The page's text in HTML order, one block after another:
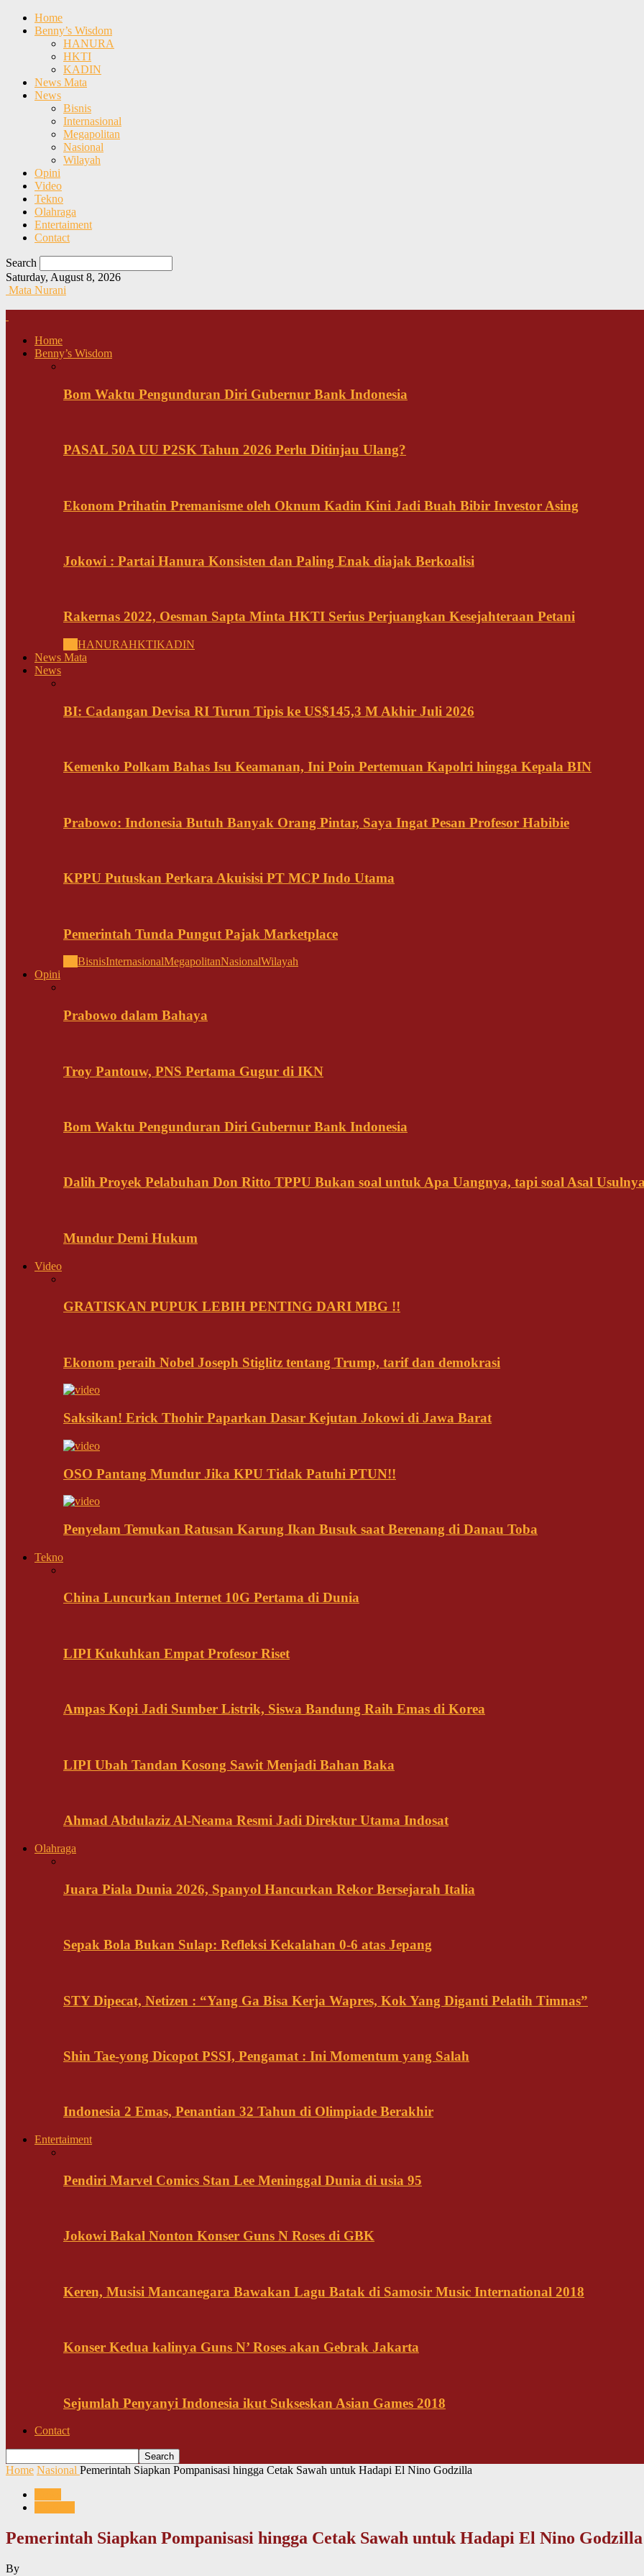
Home
Benny’s Wisdom
HANURA
HKTI
KADIN
News Mata
News
Bisnis
Internasional
Megapolitan
Nasional
Wilayah
Opini
Video
Tekno
Olahraga
Entertaiment
Contact
Search
Saturday, August 8, 2026
Mata Nurani
Home
Benny’s Wisdom
Bom Waktu Pengunduran Diri Gubernur Bank Indonesia
PASAL 50A UU P2SK Tahun 2026 Perlu Ditinjau Ulang?
Ekonom Prihatin Premanisme oleh Oknum Kadin Kini Jadi Buah Bibir Investor Asing
Jokowi : Partai Hanura Konsisten dan Paling Enak diajak Berkoalisi
Rakernas 2022, Oesman Sapta Minta HKTI Serius Perjuangkan Kesejahteraan Petani
HANURAHKTIKADIN
News Mata
News
BI: Cadangan Devisa RI Turun Tipis ke US$145,3 M Akhir Juli 2026
Kemenko Polkam Bahas Isu Keamanan, Ini Poin Pertemuan Kapolri hingga Kepala BIN
Prabowo: Indonesia Butuh Banyak Orang Pintar, Saya Ingat Pesan Profesor Habibie
KPPU Putuskan Perkara Akuisisi PT MCP Indo Utama
Pemerintah Tunda Pungut Pajak Marketplace
BisnisInternasionalMegapolitanNasionalWilayah
Opini
Prabowo dalam Bahaya
Troy Pantouw, PNS Pertama Gugur di IKN
Bom Waktu Pengunduran Diri Gubernur Bank Indonesia
Dalih Proyek Pelabuhan Don Ritto TPPU Bukan soal untuk Apa Uangnya, tapi soal Asal
Mundur Demi Hukum
Video
GRATISKAN PUPUK LEBIH PENTING DARI MBG !!
Ekonom peraih Nobel Joseph Stiglitz tentang Trump, tarif dan demokrasi
Saksikan! Erick Thohir Paparkan Dasar Kejutan Jokowi di Jawa Barat
OSO Pantang Mundur Jika KPU Tidak Patuhi PTUN!!
Penyelam Temukan Ratusan Karung Ikan Busuk saat Berenang di Danau Toba
Tekno
China Luncurkan Internet 10G Pertama di Dunia
LIPI Kukuhkan Empat Profesor Riset
Ampas Kopi Jadi Sumber Listrik, Siswa Bandung Raih Emas di Korea
LIPI Ubah Tandan Kosong Sawit Menjadi Bahan Baka
Ahmad Abdulaziz Al-Neama Resmi Jadi Direktur Utama Indosat
Olahraga
Juara Piala Dunia 2026, Spanyol Hancurkan Rekor Bersejarah Italia
Sepak Bola Bukan Sulap: Refleksi Kekalahan 0-6 atas Jepang
STY Dipecat, Netizen : “Yang Ga Bisa Kerja Wapres, Kok Yang Diganti Pelatih Timnas”
Shin Tae-yong Dicopot PSSI, Pengamat : Ini Momentum yang Salah
Indonesia 2 Emas, Penantian 32 Tahun di Olimpiade Berakhir
Entertaiment
Pendiri Marvel Comics Stan Lee Meninggal Dunia di usia 95
Jokowi Bakal Nonton Konser Guns N Roses di GBK
Keren, Musisi Mancanegara Bawakan Lagu Batak di Samosir Music International 2018
Konser Kedua kalinya Guns N’ Roses akan Gebrak Jakarta
Sejumlah Penyanyi Indonesia ikut Sukseskan Asian Games 2018
Contact
Home Nasional Pemerintah Siapkan Pompanisasi hingga Cetak Sawah untuk Hadapi El Nino Godzilla
Pemerintah Siapkan Pompanisasi hingga Cetak Sawah untuk Hadapi El Nino Godzilla
By